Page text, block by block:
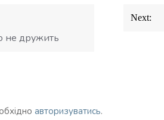
не дружить
Next:
авторизуватись.